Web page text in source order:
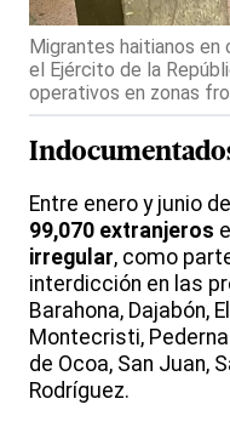
Migrantes haitianos en
el Ejército de la
operativos en zonas
Entre enero y junio
99,070 extranjeros
irregular, como
interdicción en las
Barahona, Dajabón,
Montecristi,
de Ocoa, San Juan,
Rodríguez.